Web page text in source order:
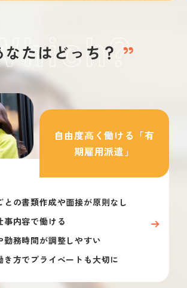
自由度高く働ける「有
期雇用派遣」
との書類作成や面接が原則なし
事内容で働ける
勤務時間が調整しやすい
き方でプライベートも大切に